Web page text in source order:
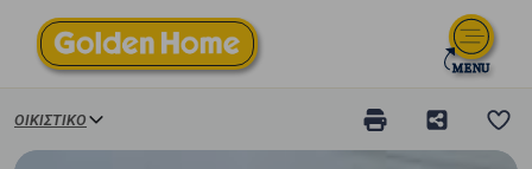
ΟΙΚΙΣΤΙΚΌ